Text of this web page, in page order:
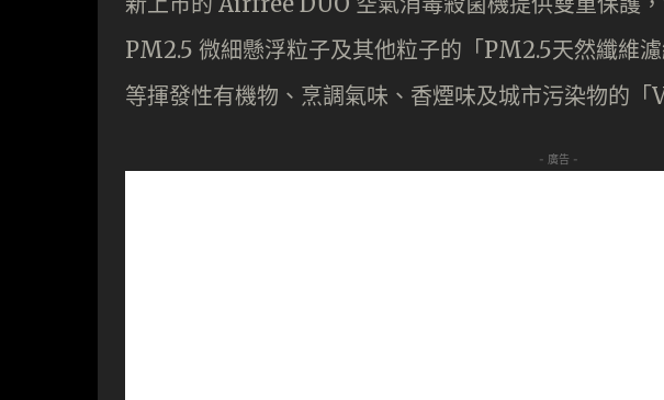
PM2.5 微細懸浮粒子及其他粒子的「PM2.5天然纖維
等揮發性有機物、烹調氣味、香煙味及城市污染物的「
- 廣告 -